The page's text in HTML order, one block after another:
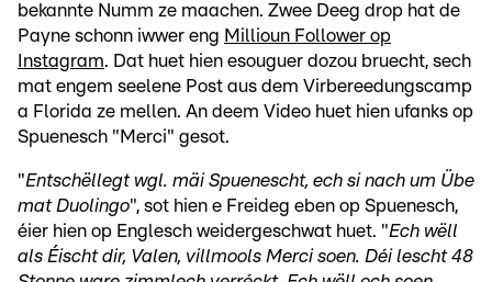
bekannte Numm ze maachen. Zwee Deeg drop hat de
Payne schonn iwwer eng Millioun Follower op
Instagram. Dat huet hien esouguer dozou bruecht, sech
mat engem seelene Post aus dem Virbereedungscamp
a Florida ze mellen. An deem Video huet hien ufanks op
Spuenesch "Merci" gesot.
"Entschëllegt wgl. mäi Spuenescht, ech si nach um Übe
mat Duolingo", sot hien e Freideg eben op Spuenesch,
éier hien op Englesch weidergeschwat huet. "Ech wëll
als Éischt dir, Valen, villmools Merci soen. Déi lescht 48